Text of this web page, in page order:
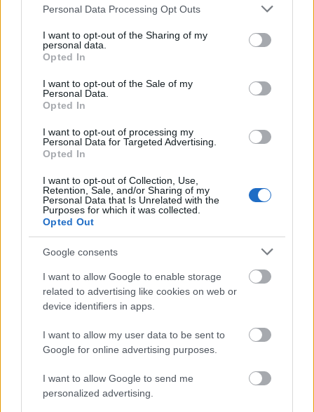
Please note that this website/app uses one or more Google
not limited to your visit or usage behaviour. You may click to
grant or deny consent to Google and its third-party tags to
use your data for below specified purposes in below Google
consent section.
Personal Data Processing Opt Outs
I want to opt-out of the Sharing of my
personal data.
Opted In
I want to opt-out of the Sale of my
Personal Data.
Opted In
I want to opt-out of processing my
Personal Data for Targeted Advertising.
Opted In
I want to opt-out of Collection, Use,
Retention, Sale, and/or Sharing of my
Personal Data that Is Unrelated with the
Purposes for which it was collected.
Opted Out
Google consents
I want to allow Google to enable storage
related to advertising like cookies on web or
device identifiers in apps.
I want to allow my user data to be sent to
Google for online advertising purposes.
I want to allow Google to send me
personalized advertising.
esőcseppek is láthatóvá válnak.Az előadás fény- és
Bertalanfelel.
ExperiDance: Boldogság 69:09
Szereplők::
Balázs Gergely